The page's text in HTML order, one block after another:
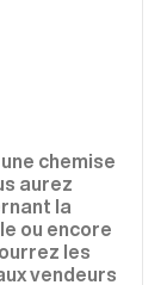
chemise
aurez
la
ou encore
les
vendeurs